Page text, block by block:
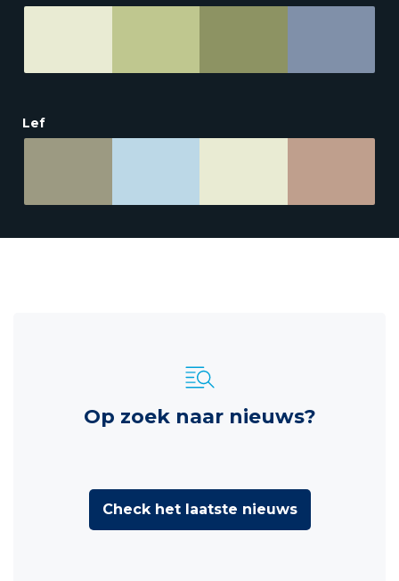
Lef
Op zoek naar nieuws?
Check het laatste nieuws